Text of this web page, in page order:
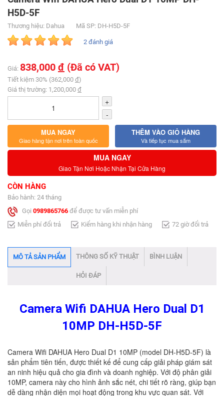
H5D-5F
Thương hiệu: Dahua Mã SP: DH-H5D-5F
2 đánh giá
Giá: 838,000 đ (Đã có VAT)
Tiết kiệm 30% (362,000 đ)
Giá thị trường: 1,200,000 đ
+
-
MUA NGAY
Giao hàng tận nơi trên toàn quốc
THÊM VÀO GIỎ HÀNG
Và tiếp tục mua sắm
MUA NGAY
Giao Tận Nơi Hoặc Nhận Tại Cửa Hàng
CÒN HÀNG
Bảo hành: 24 tháng
Gọi 0989865766 để được tư vấn miễn phí
Miễn phí đổi trả
Kiểm hàng khi nhận hàng 72 giờ đổi trả
MÔ TẢ SẢN PHẨM THÔNG SỐ KỸ THUẬT BÌNH LUẬN
HỎI ĐÁP
Camera Wifi DAHUA Hero Dual D1
10MP DH-H5D-5F
Camera Wifi DAHUA Hero Dual D1 10MP (model DH-H5D-5F) là
sản phẩm tiên tiến, được thiết kế để cung cấp giải pháp giám sát
an ninh hiệu quả cho gia đình và doanh nghiệp. Với độ phân giải
10MP, camera này cho hình ảnh sắc nét, chi tiết rõ ràng, giúp bạn
dễ dàng nhận diện mọi hoạt động trong khu vực quan sát. Với